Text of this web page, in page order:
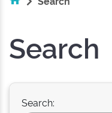
Search
Search: